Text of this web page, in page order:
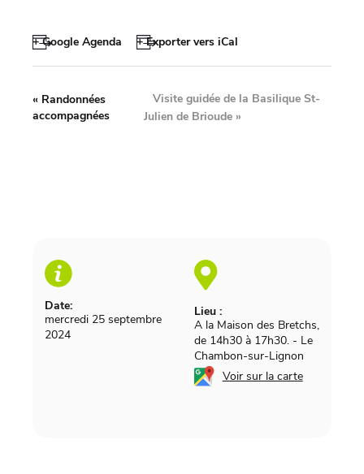
+ Google Agenda + Exporter vers iCal
Date:
mercredi 25 septembre
2024
Lieu :
A la Maison des Bretchs,
de 14h30 à 17h30. - Le
Chambon-sur-Lignon
Voir sur la carte
« Randonnées
accompagnées
Visite guidée de la Basilique St-
Julien de Brioude»